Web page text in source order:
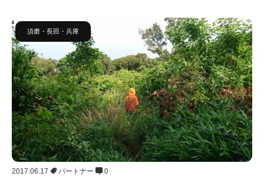
須磨・長田・兵庫
2017.06.17 パートナー 0